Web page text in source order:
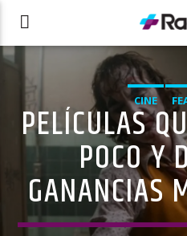
CINE
PELÍCULAS
POCO Y
GANANCIAS